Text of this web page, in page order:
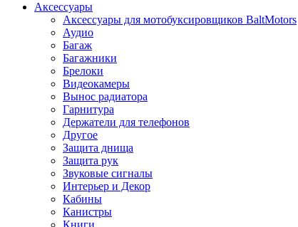
Аксессуары
Аксессуары для мотобуксировщиков BaltMotors
Аудио
Багаж
Багажники
Брелоки
Видеокамеры
Вынос радиатора
Гарнитура
Держатели для телефонов
Другое
Защита днища
Защита рук
Звуковые сигналы
Интерьер и Декор
Кабины
Канистры
Книги